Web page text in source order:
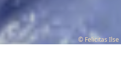
© Felicitas Ilse